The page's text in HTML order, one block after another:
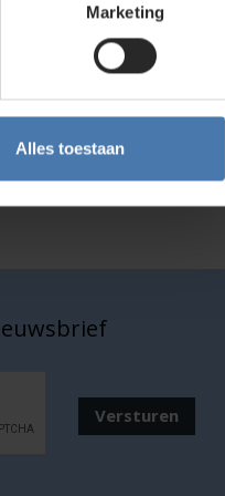
Marketing
Alles toestaan
Onze showroom
Kom je langs?
Versturen